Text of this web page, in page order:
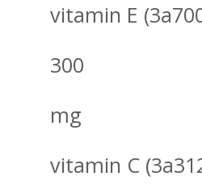
vitamin E
300
mg
vitamin C